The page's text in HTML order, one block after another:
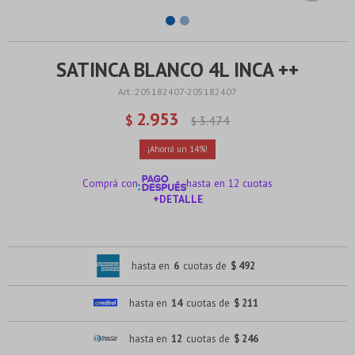
SATINCA BLANCO 4L INCA ++
205182407-205182407
$ 2.953 $3.474
14
Comprá con
hasta en 12 cuotas
+DETALLE
hasta en 6 cuotas de $ 492
hasta en 14 cuotas de $ 211
hasta en 12 cuotas de $ 246